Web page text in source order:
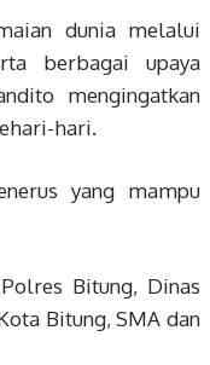
dunia melalui
berbagai upaya
mengingatkan
hari.
yang mampu
Bitung, Dinas
Bitung, SMA dan